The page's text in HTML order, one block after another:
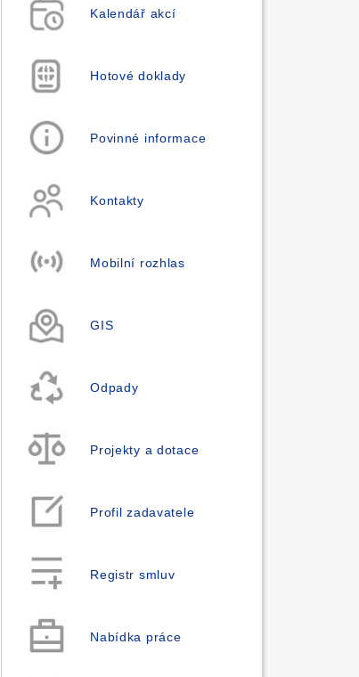
Kalendář akcí
Hotové doklady
Povinné informace
Kontakty
Mobilní rozhlas
GIS
Odpady
Projekty a dotace
Profil zadavatele
Registr smluv
Nabídka práce